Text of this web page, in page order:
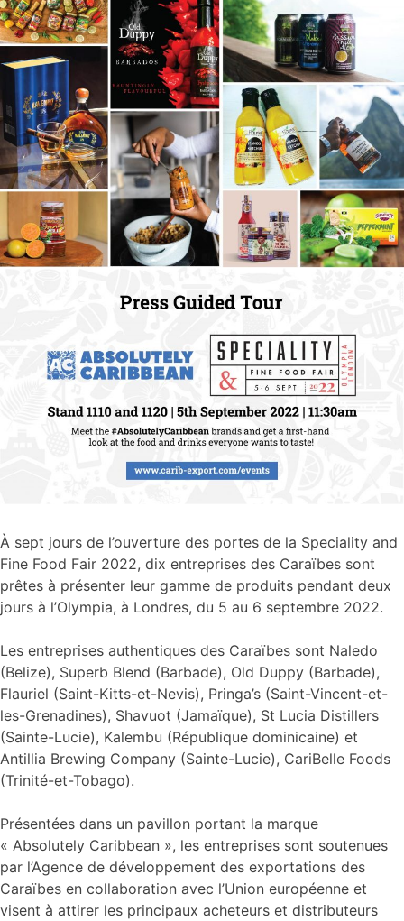
À sept jours de l’ouverture des portes de la Speciality and
Fine Food Fair 2022, dix entreprises des Caraïbes sont
prêtes à présenter leur gamme de produits pendant deux
jours à l’Olympia, à Londres, du 5 au 6 septembre 2022.
Les entreprises authentiques des Caraïbes sont Naledo
(Belize), Superb Blend (Barbade), Old Duppy (Barbade),
Flauriel (Saint-Kitts-et-Nevis), Pringa’s (Saint-Vincent-et-
les-Grenadines), Shavuot (Jamaïque), St Lucia Distillers
(Sainte-Lucie), Kalembu (République dominicaine) et
Antillia Brewing Company (Sainte-Lucie), CariBelle Foods
(Trinité-et-Tobago).
Présentées dans un pavillon portant la marque
« Absolutely Caribbean », les entreprises sont soutenues
par l’Agence de développement des exportations des
Caraïbes en collaboration avec l’Union européenne et
visent à attirer les principaux acheteurs et distributeurs